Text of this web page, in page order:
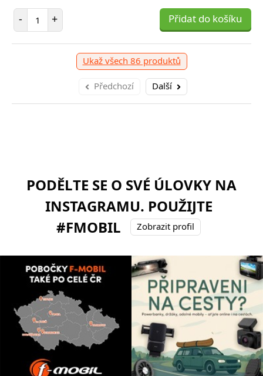
- Počet položek
+ Přidat do košíku
Ukaž všech 86 produktů
Předchozí Další
PODĚLTE SE O SVÉ ÚLOVKY NA
INSTAGRAMU. POUŽIJTE
#FMOBIL
Zobrazit profil